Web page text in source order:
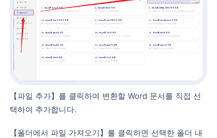
【파일 추가】를 클릭하여 변환할 Word 문서를 직접 선
택하여 추가합니다.
【폴더에서 파일 가져오기】를 클릭하면 선택한 폴더 내